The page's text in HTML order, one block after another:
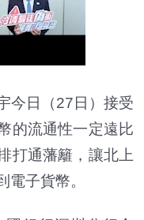
今日（27日）接受
的流通性一定遠比
打通藩籬，讓北上
電子貨幣。